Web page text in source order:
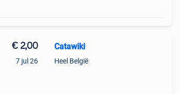
€ 2,00
7 jul 26
Catawiki
Heel België